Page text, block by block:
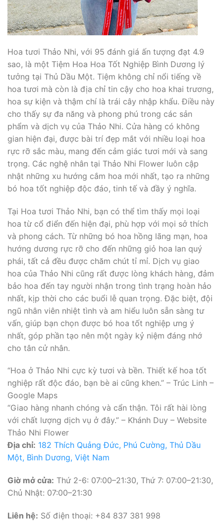
Hoa tươi Thảo Nhi, với 95 đánh giá ấn tượng đạt 4.9
sao, là một Tiệm Hoa Hoa Tốt Nghiệp Bình Dương lý
tưởng tại Thủ Dầu Một. Tiệm không chỉ nổi tiếng về
hoa tươi mà còn là địa chỉ tin cậy cho hoa khai trương,
hoa sự kiện và thậm chí là trái cây nhập khẩu. Điều này
cho thấy sự đa năng và phong phú trong các sản
phẩm và dịch vụ của Thảo Nhi. Cửa hàng có không
gian hiện đại, được bài trí đẹp mắt với nhiều loại hoa
rực rỡ sắc màu, mang đến cảm giác tươi mới và sang
trọng. Các nghệ nhân tại Thảo Nhi Flower luôn cập
nhật những xu hướng cắm hoa mới nhất, tạo ra những
bó hoa tốt nghiệp độc đáo, tinh tế và đầy ý nghĩa.
Tại Hoa tươi Thảo Nhi, bạn có thể tìm thấy mọi loại
hoa từ cổ điển đến hiện đại, phù hợp với mọi sở thích
và phong cách. Từ những bó hoa hồng lãng mạn, hoa
hướng dương rực rỡ cho đến những giỏ hoa lan quý
phái, tất cả đều được chăm chút tỉ mỉ. Dịch vụ giao
hoa của Thảo Nhi cũng rất được lòng khách hàng, đảm
bảo hoa đến tay người nhận trong tình trạng hoàn hảo
nhất, kịp thời cho các buổi lễ quan trọng. Đặc biệt, đội
ngũ nhân viên nhiệt tình và am hiểu luôn sẵn sàng tư
vấn, giúp bạn chọn được bó hoa tốt nghiệp ưng ý
nhất, góp phần tạo nên một ngày kỷ niệm đáng nhớ
cho tân cử nhân.
“Hoa ở Thảo Nhi cực kỳ tươi và bền. Thiết kế hoa tốt
nghiệp rất độc đáo, bạn bè ai cũng khen.” – Trúc Linh –
Google Maps
“Giao hàng nhanh chóng và cẩn thận. Tôi rất hài lòng
với chất lượng dịch vụ ở đây.” – Khánh Duy – Website
Thảo Nhi Flower
Địa chỉ: 182 Thích Quảng Đức, Phú Cường, Thủ Dầu
Một, Bình Dương, Việt Nam
Giờ mở cửa: Thứ 2-6: 07:00–21:30, Thứ 7: 07:00–21:30,
Chủ Nhật: 07:00–21:30
Liên hệ: Số điện thoại: +84 837 381 998